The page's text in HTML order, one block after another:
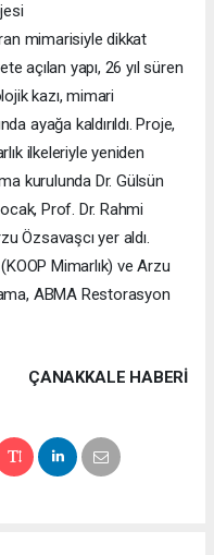
mimarisiyle dikkat
açılan yapı, 26 yıl süren
kazı, mimari
ayağa kaldırıldı. Proje,
ilkeleriyle yeniden
kurulunda Dr. Gülsün
Prof. Dr. Rahmi
Özsavaşcı yer aldı.
Mimarlık) ve Arzu
ABMA Restorasyon
ÇANAKKALE HABERİ